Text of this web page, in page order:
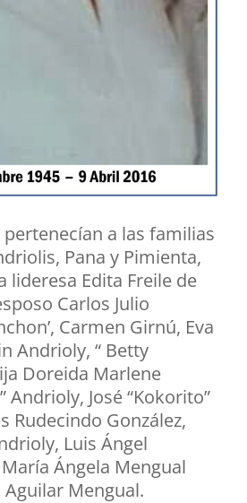
a las familias
Pana y Pimienta,
lideresa Edita Freile de
Carlos Julio
Carmen Girnú, Eva
Andrioly, “ Betty
Doreida Marlene
Andrioly, José “Kokorito”
Rudecindo González,
Luis Ángel
Ángela Mengual
Mengual.